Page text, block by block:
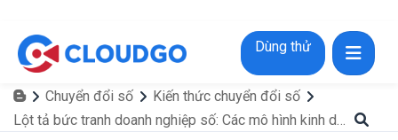
Dùng thử
Chuyển đổi số
Kiến thức chuyển đổi số
Lột tả bức tranh doanh nghiệp số: Các mô hình kinh doanh dẫn đầu